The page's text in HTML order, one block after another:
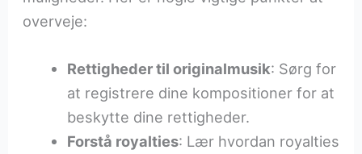
overveje:
Rettigheder til originalmusik: Sørg for
at registrere dine kompositioner for at
beskytte dine rettigheder.
Forstå royalties: Lær hvordan royalties